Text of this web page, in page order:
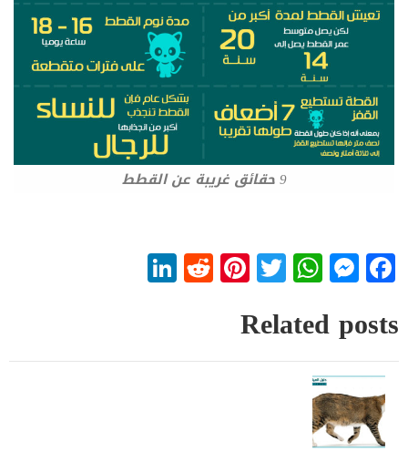
9 حقائق غريبة عن القطط
Facebook
Messenger
WhatsApp
Twitter
Pinterest
Reddit
Related posts